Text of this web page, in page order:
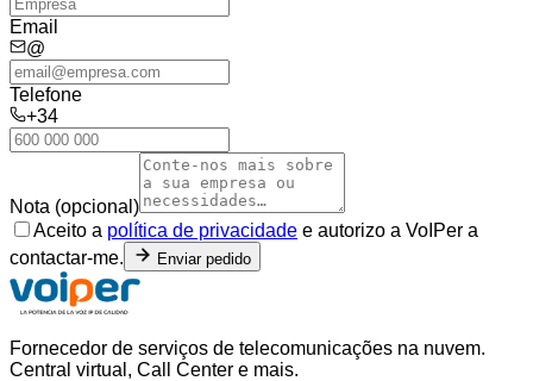
Email
@
Telefone
+34
Nota (opcional)
Aceito a política de privacidade e autorizo a VoIPer a
contactar-me.
Enviar pedido
Fornecedor de serviços de telecomunicações na nuvem.
Central virtual, Call Center e mais.